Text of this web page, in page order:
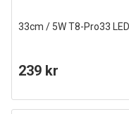
33cm / 5W T8-Pro33
239 kr